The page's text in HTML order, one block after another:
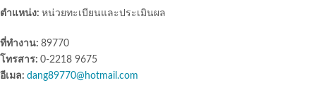
ตำแหน่ง: หน่วยทะเบียนและประเมินผล
ที่ทำงาน: 89770
โทรสาร: 0-2218 9675
อีเมล: dang89770@hotmail.com